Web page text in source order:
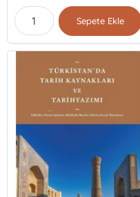
Sepete Ekle